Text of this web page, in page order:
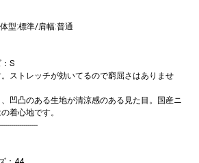
型:標準/肩幅:普通
S
ストレッチが効いてるので窮屈さはありませ
凹凸のある生地が清涼感のある見た目。国産ニ
着心地です。